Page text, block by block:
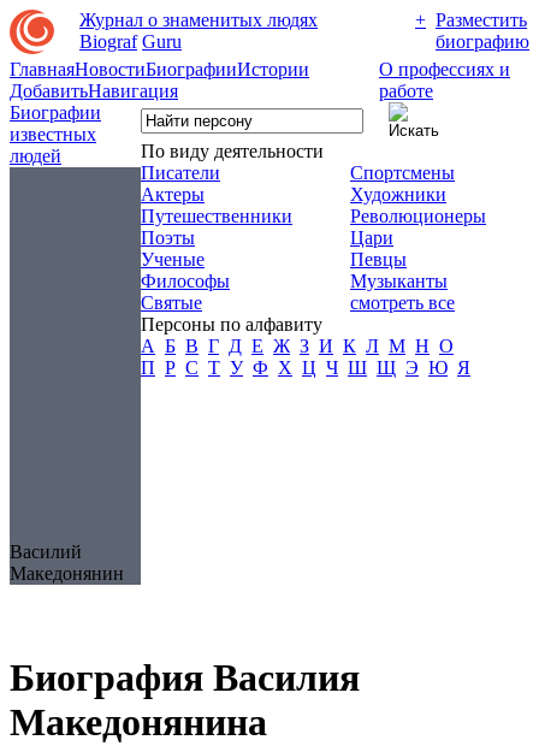
Журнал о знаменитых людях
Biograf Guru
+ Разместить
биографию
ГлавнаяНовостиБиографииИстории
ДобавитьНавигация
О профессиях и
работе
Биографии
известных
людей
Василий
Македонянин
По виду деятельности
Писатели
Актеры
Путешественники
Поэты
Ученые
Философы
Святые
Спортсмены
Художники
Революционеры
Цари
Певцы
Музыканты
смотреть все
Персоны по алфавиту
А Б В Г Д Е Ж З И К Л М Н О
П Р С Т У Ф Х Ц Ч Ш Щ Э Ю Я
Биография Василия
Македонянина